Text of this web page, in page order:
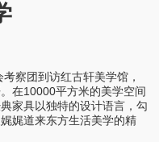
察团到访红古轩美学馆，
在10000平方米的美学空间
家具以独特的设计语言，勾
娓道来东方生活美学的精